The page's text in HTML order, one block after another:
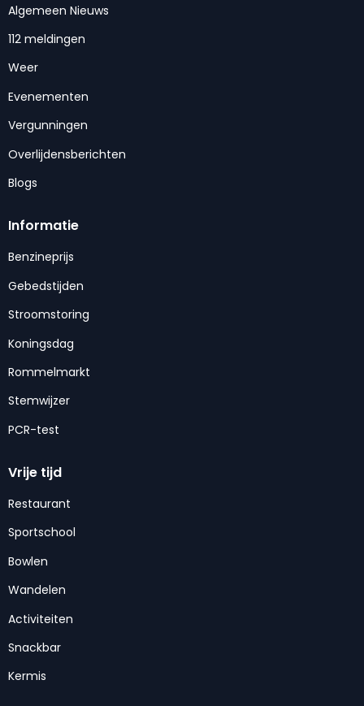
Algemeen Nieuws
112 meldingen
Weer
Evenementen
Vergunningen
Overlijdensberichten
Blogs
Informatie
Benzineprijs
Gebedstijden
Stroomstoring
Koningsdag
Rommelmarkt
Stemwijzer
PCR-test
Vrije tijd
Restaurant
Sportschool
Bowlen
Wandelen
Activiteiten
Snackbar
Kermis